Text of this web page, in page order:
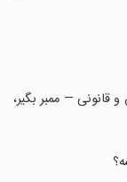
قانونی — ممبر بگیر،